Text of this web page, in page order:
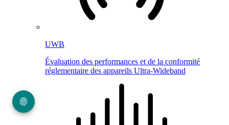
UWB
Évaluation des performances et de la conformité
réglementaire des appareils Ultra-Wideband